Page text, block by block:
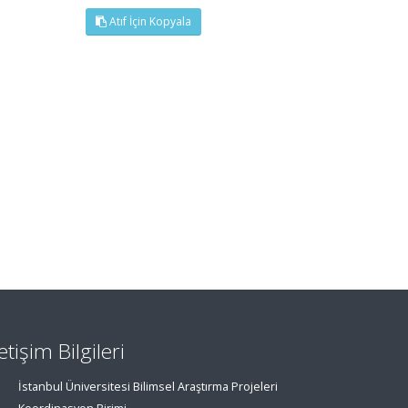
Atıf İçin Kopyala
Bilgileri
İstanbul Üniversitesi Bilimsel Araştırma Projeleri